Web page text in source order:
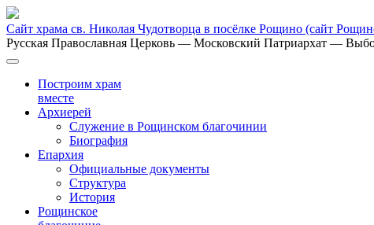
Сайт храма св. Николая Чудотворца в посёлке Рощино (сайт
Русская Православная Церковь — Московский Патриархат —
Построим храм
вместе
Архиерей
Служение в Рощинском благочинии
Биография
Епархия
Официальные документы
Структура
История
Рощинское